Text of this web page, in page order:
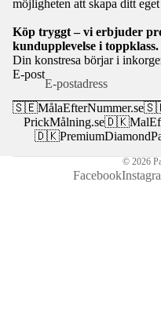
möjligheten att skapa ditt
Köp tryggt – vi erbjuder
kundupplevelse i toppklass.
Din konstresa börjar i
E-post
🇸🇪MålaEfterNummer.se
PrickMålning.se🇩🇰
🇩🇰
© 2026
Facebook